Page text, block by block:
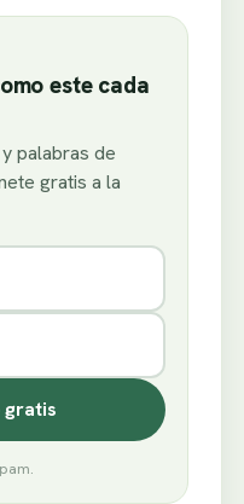
este cada
palabras de
gratis a la
gratis